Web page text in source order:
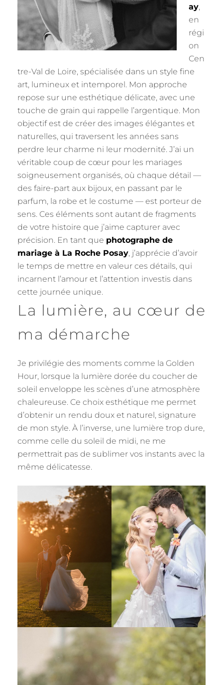
ay,
en
régi
on
Cen
tre-Val de Loire, spécialisée dans un style fine
art, lumineux et intemporel. Mon approche
repose sur une esthétique délicate, avec une
touche de grain qui rappelle l’argentique. Mon
objectif est de créer des images élégantes et
naturelles, qui traversent les années sans
perdre leur charme ni leur modernité. J’ai un
véritable coup de cœur pour les mariages
soigneusement organisés, où chaque détail —
des faire-part aux bijoux, en passant par le
parfum, la robe et le costume — est porteur de
sens. Ces éléments sont autant de fragments
de votre histoire que j’aime capturer avec
précision. En tant que photographe de
mariage à La Roche Posay, j’apprécie d’avoir
le temps de mettre en valeur ces détails, qui
incarnent l’amour et l’attention investis dans
cette journée unique.
La lumière, au cœur de
ma démarche
Je privilégie des moments comme la Golden
Hour, lorsque la lumière dorée du coucher de
soleil enveloppe les scènes d’une atmosphère
chaleureuse. Ce choix esthétique me permet
d’obtenir un rendu doux et naturel, signature
de mon style. À l’inverse, une lumière trop dure,
comme celle du soleil de midi, ne me
permettrait pas de sublimer vos instants avec la
même délicatesse.